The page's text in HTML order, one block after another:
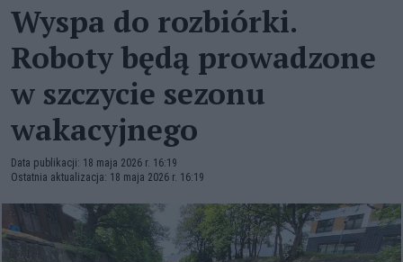
Wyspa do rozbiórki.
Roboty będą prowadzone
w szczycie sezonu
wakacyjnego
Data publikacji: 18 maja 2026 r. 16:19
Ostatnia aktualizacja: 18 maja 2026 r. 16:19